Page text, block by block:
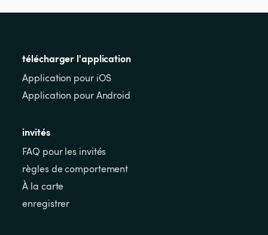
télécharger l'application
Application pour iOS
Application pour Android
invités
FAQ pour les invités
règles de comportement
À la carte
enregistrer